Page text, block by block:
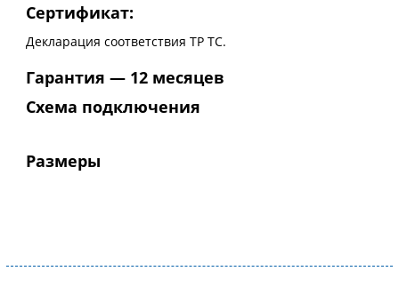
Сертификат:
Декларация соответствия ТР ТС.
Гарантия — 12 месяцев
Схема подключения
Размеры